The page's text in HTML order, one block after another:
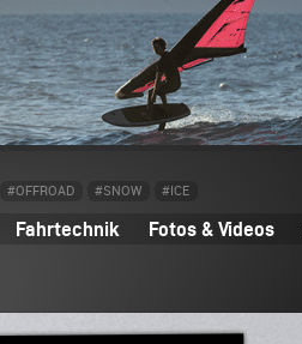
#OFFROAD #SNOW #ICE
Fahrtechnik Fotos & Videos